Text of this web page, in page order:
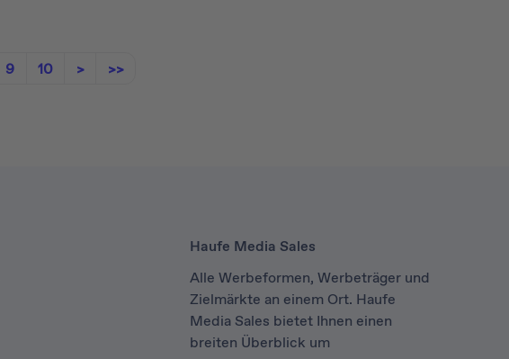
9 10 > >>
Haufe Media Sales
Alle Werbeformen, Werbeträger und
Zielmärkte an einem Ort. Haufe
Media Sales bietet Ihnen einen
breiten Überblick um